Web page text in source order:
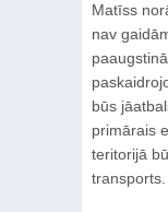
Matīss
nav
būs
primārais
teritorijā
transports.